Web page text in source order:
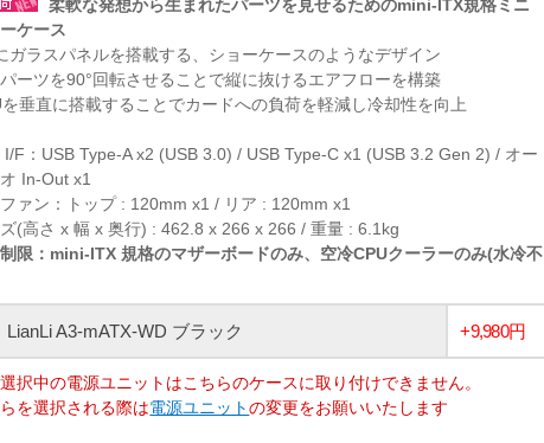
柔軟な発想から生まれたパーツを見せるためのmini-ITX規格ミニ
ケース
ガラスパネルを搭載する、ショーケースのようなデザイン
ーツを90°回転させることで縦に抜けるエアフローを構築
垂直に搭載することでカードへの負荷を軽減し冷却性を向上
I/F：USB Type-A x2 (USB 3.0) / USB Type-C x1 (USB 3.2 Gen 2) / オー
In-Out x1
ァン：トップ : 120mm x1 / リア : 120mm x1
(高さ x 幅 x 奥行) : 462.8 x 266 x 266 / 重量 : 6.1kg
限：mini-ITX 規格のマザーボードのみ、空冷CPUクーラーのみ(水冷不
LianLi A3-mATX-WD ブラック +9,980円
択中の電源ユニットはこちらのケースに取り付けできません。
を選択される際は電源ユニットの変更をお願いいたします